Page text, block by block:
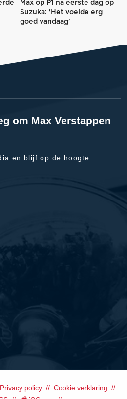
Max op P1 na eerste dag op
Suzuka: 'Het voelde erg
goed vandaag'
om Max Verstappen
en blijf op de hoogte.
Privacy policy
Cookie verklaring